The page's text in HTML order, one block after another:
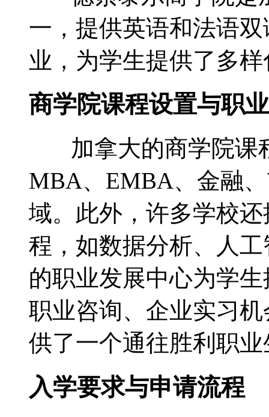
一，提供英语和法语
业，为学生提供了多
商学院课程设置与职
加拿大的商学院课
MBA、EMBA、金融
域。此外，许多学校
程，如数据分析、人
的职业发展中心为学
职业咨询、企业实习
供了一个通往胜利职
入学要求与申请流程